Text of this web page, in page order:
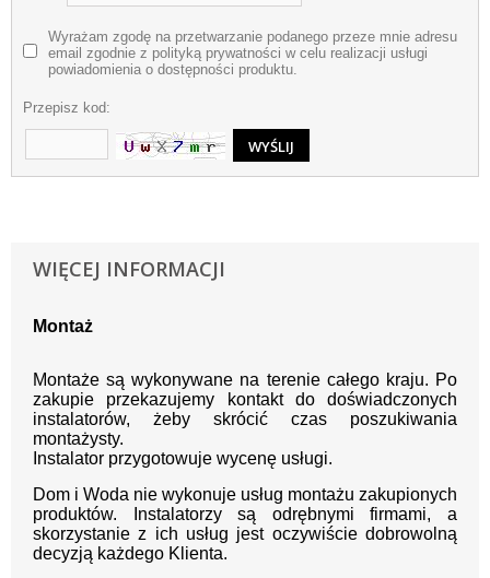
Wyrażam zgodę na przetwarzanie podanego przeze mnie adresu
email zgodnie z polityką prywatności w celu realizacji usługi
powiadomienia o dostępności produktu.
Przepisz kod:
WIĘCEJ INFORMACJI
Montaż
Montaże są wykonywane na terenie całego kraju. Po
zakupie przekazujemy kontakt do doświadczonych
instalatorów, żeby skrócić czas poszukiwania
montażysty.
Instalator przygotowuje wycenę usługi.
Dom i Woda nie wykonuje usług montażu zakupionych
produktów. Instalatorzy są odrębnymi firmami, a
skorzystanie z ich usług jest oczywiście dobrowolną
decyzją każdego Klienta.